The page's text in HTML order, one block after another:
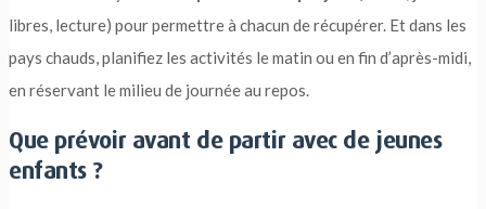
libres, lecture) pour permettre à chacun de récupérer. Et dans les
pays chauds, planifiez les activités le matin ou en fin d’après-midi,
en réservant le milieu de journée au repos.
Que prévoir avant de partir avec de jeunes
enfants ?